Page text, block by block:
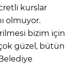
kurslar
olmuyor.
bizim için
güzel, bütün